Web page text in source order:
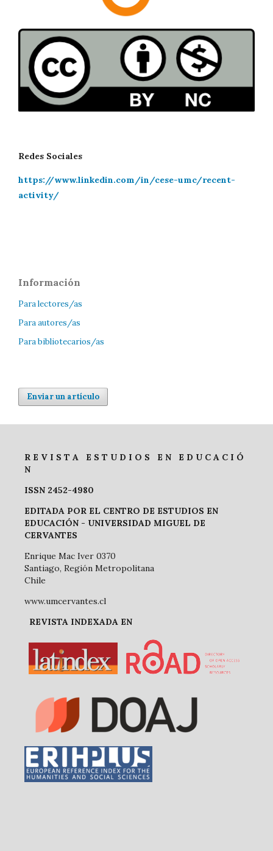
Redes Sociales
https://www.linkedin.com/in/cese-umc/recent-
activity/
Información
Para lectores/as
Para autores/as
Para bibliotecarios/as
Enviar un artículo
R E V I S T A E S T U D I O S E N E D U C A C I Ó
N
ISSN 2452-4980
EDITADA POR EL CENTRO DE ESTUDIOS EN
EDUCACIÓN - UNIVERSIDAD MIGUEL DE
CERVANTES
Enrique Mac Iver 0370
Santiago, Región Metropolitana
Chile
www.umcervantes.cl
REVISTA INDEXADA EN